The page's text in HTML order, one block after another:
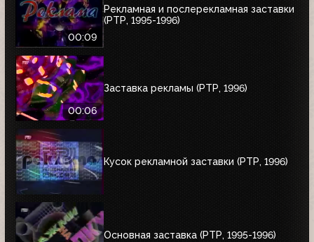
00:09
Рекламная и послерекламная заставки
(РТР, 1995-1996)
00:06
Заставка рекламы (РТР, 1996)
Кусок рекламной заставки (РТР, 1996)
Основная заставка (РТР, 1995-1996)